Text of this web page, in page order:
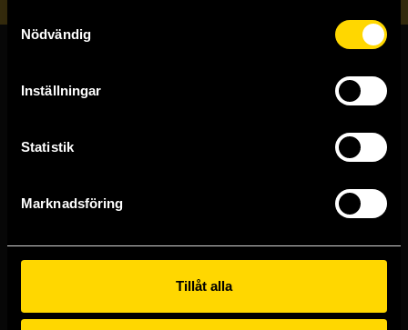
Nödvändig
Inställningar
Statistik
Marknadsföring
Tillåt alla
Butiker & kundtjänst
Västerlånggatan 48
Göteborgsbutiken
Kungsgatan 19
Malmöbutiken